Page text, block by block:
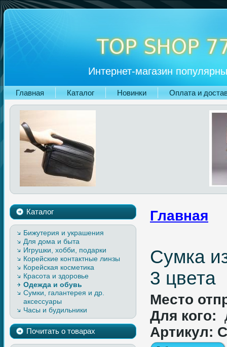
Интернет-магазин
Главная Каталог Новинки Оплата и
Каталог
Бижутерия и украшения
Для дома и быта
Игрушки, хобби, подарки
Корейские контактные линзы
Корейская косметика
Красота и здоровье
Одежда и обувь
Верхняя одежда, изделия из
кожи и меха
Легкая одежда
Обувь
Сумки, галантерея и др.
аксессуары
Часы и будильники
Почитать о товарах
Главная
Сумка
3 цвета
Место
Для кого:
Артикул: